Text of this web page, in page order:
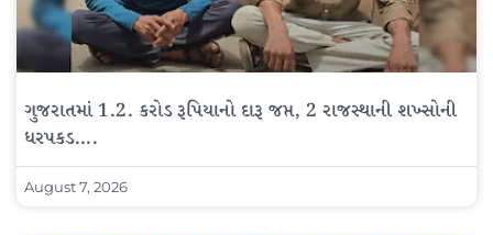
ગુજરાતમાં 1.2. કરોડ રૂપિયાનો દારૂ જપ્ત, 2 રાજસ્થાની શખ્સોની
ધરપકડ….
August 7, 2026